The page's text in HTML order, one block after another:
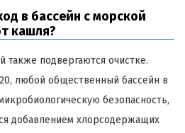
в бассейн с морской
кашля?
также подвергаются очистке.
любой общественный бассейн в
безопасность,
добавлением хлорсодержащих